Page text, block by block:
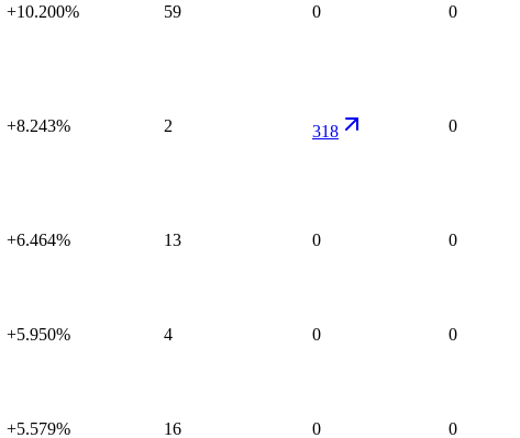
+10.200% 59 0 0
+8.243% 2 318 0
+6.464% 13 0 0
+5.950% 4 0 0
+5.579% 16 0 0